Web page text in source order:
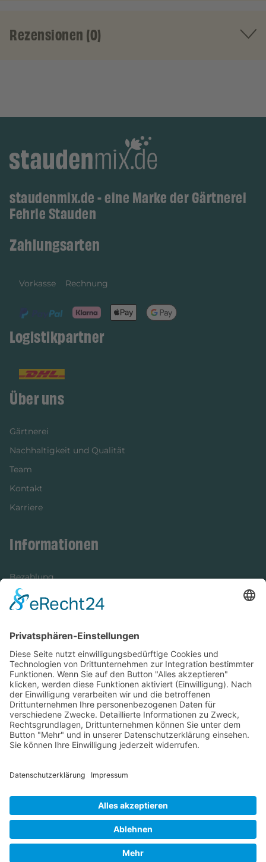
Rezensionen (0)
staudenmix.de - eine Marke der Gärtnerei
Fehrle Stauden
Zahlungsarten
Vorkasse Rechnung
Logistikpartner
Über uns
Gärtnerei
Nachhaltigkeit und Qualität
Team
Kontakt
Karriere
Informationen
Bezahlung
Newsletter
Versandinformationen
Verfügbarkeit/Verträglichkeit
Rechtliches
Widerrufsrecht und Widerrufsformular
Impressum
Datenschutzerklärung
Cookie-Einstellungen
AGB
Streitbeilegungsstelle
Vertrag widerrufen